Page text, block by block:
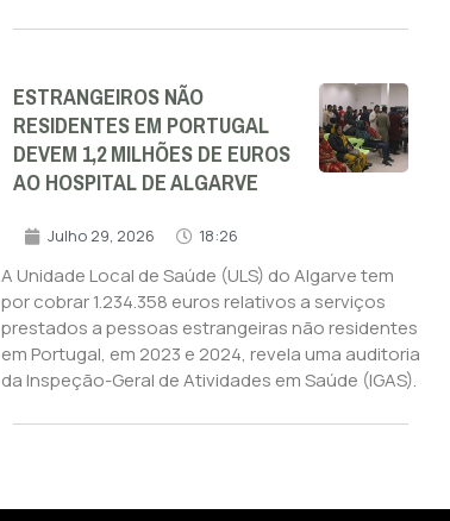
ESTRANGEIROS NÃO
RESIDENTES EM PORTUGAL
DEVEM 1,2 MILHÕES DE EUROS
AO HOSPITAL DE ALGARVE
Julho 29, 2026 18:26
A Unidade Local de Saúde (ULS) do Algarve tem
por cobrar 1.234.358 euros relativos a serviços
prestados a pessoas estrangeiras não residentes
em Portugal, em 2023 e 2024, revela uma auditoria
da Inspeção-Geral de Atividades em Saúde (IGAS).